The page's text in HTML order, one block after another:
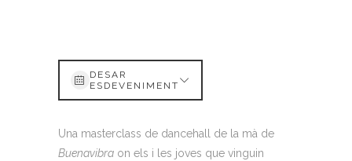
DESAR
ESDEVENIMENT
Una masterclass de dancehall de la mà de
Buenavibra on els i les joves que vinguin